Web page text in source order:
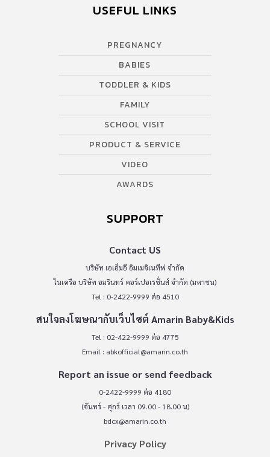
USEFUL LINKS
PREGNANCY
BABIES
TODDLER & KIDS
FAMILY
SCHOOL VISIT
PRODUCT & SERVICE
VIDEO
AWARDS
SUPPORT
Contact US
บริษัท เอเอ็มอี อิมเมจิเนทีฟ จำกัด
ในเครือ บริษัท อมรินทร์ คอร์เปอเรชั่นส์ จำกัด (มหาชน)
Tel : 0-2422-9999 ต่อ 4510
สนใจลงโฆษณากับเว็บไซต์ Amarin Baby&Kids
Tel : 02-422-9999 ต่อ 4775
Email : abkofficial@amarin.co.th
Report an issue or send feedback
0-2422-9999 ต่อ 4180
(จันทร์ - ศุกร์ เวลา 09.00 - 18.00 น)
bdcx@amarin.co.th
Privacy Policy